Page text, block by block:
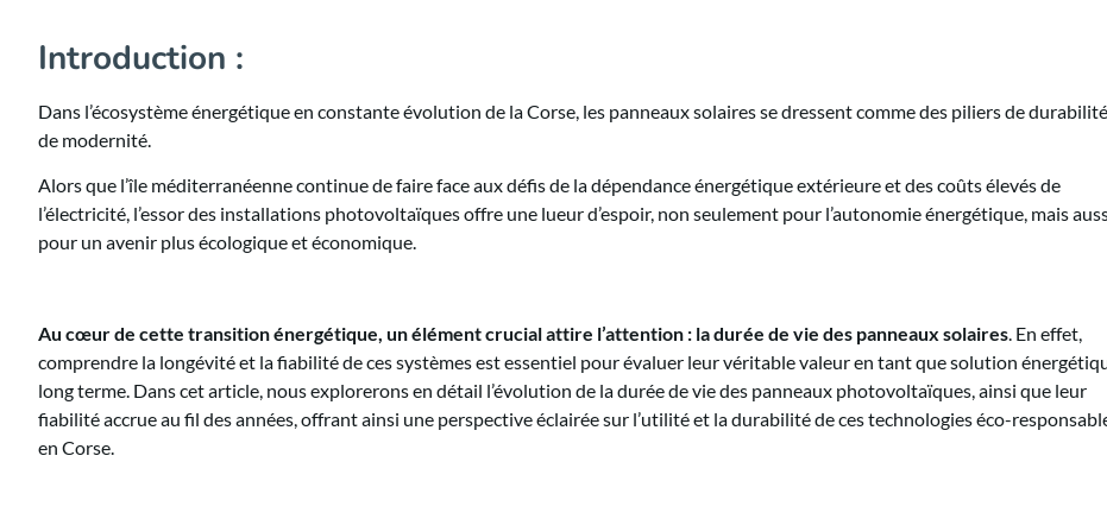
Introduction :
Dans l’écosystème énergétique en constante évolution de la Corse, les panneaux solaires se dressent comme des piliers de
de modernité.
Alors que l’île méditerranéenne continue de faire face aux défis de la dépendance énergétique extérieure et des coûts élevés de
l’électricité, l’essor des installations photovoltaïques offre une lueur d’espoir, non seulement pour l’autonomie énergétique, mais
pour un avenir plus écologique et économique.
Au cœur de cette transition énergétique, un élément crucial attire l’attention : la durée de vie des panneaux solaires. En effet,
comprendre la longévité et la fiabilité de ces systèmes est essentiel pour évaluer leur véritable valeur en tant que solution
long terme. Dans cet article, nous explorerons en détail l’évolution de la durée de vie des panneaux photovoltaïques, ainsi que leur
fiabilité accrue au fil des années, offrant ainsi une perspective éclairée sur l’utilité et la durabilité de ces technologies éco-
en Corse.